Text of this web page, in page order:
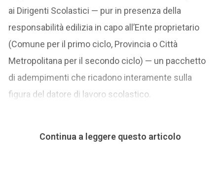
ai Dirigenti Scolastici — pur in presenza della
responsabilità edilizia in capo all’Ente proprietario
(Comune per il primo ciclo, Provincia o Città
Metropolitana per il secondo ciclo) — un pacchetto
di adempimenti che ricadono interamente sulla
figura del datore di lavoro scolastico.
Continua a leggere questo articolo